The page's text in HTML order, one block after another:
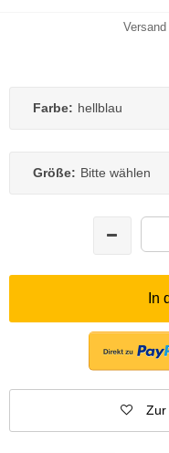
Versand
Farbe: hellblau
Größe: Bitte wählen
In
Zur